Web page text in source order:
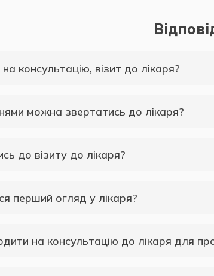
консультацію, візит до лікаря?
можна звертатись до лікаря?
до візиту до лікаря?
перший огляд у лікаря?
на консультацію до лікаря для